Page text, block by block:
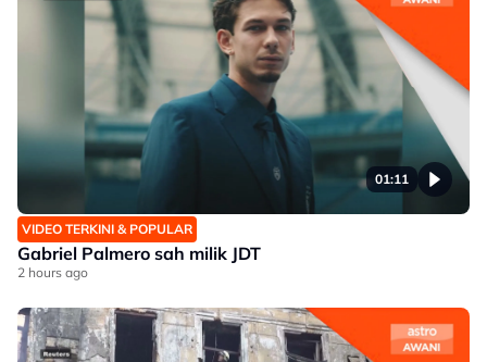
01:11
VIDEO TERKINI & POPULAR
Gabriel Palmero sah milik JDT
2 hours ago